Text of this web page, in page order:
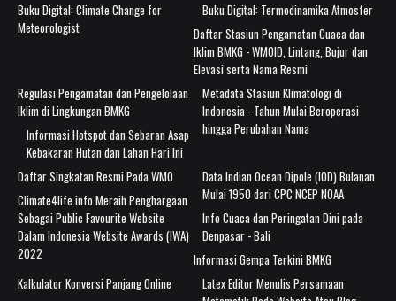
Buku Digital: Climate Change for
Meteorologist
Buku Digital: Termodinamika Atmosfer
Daftar Stasiun Pengamatan Cuaca dan
Iklim BMKG - WMOID, Lintang, Bujur dan
Elevasi serta Nama Resmi
Metadata Stasiun Klimatologi di
Indonesia - Tahun Mulai Beroperasi
hingga Perubahan Nama
Regulasi Pengamatan dan Pengelolaan
Iklim di Lingkungan BMKG
Informasi Hotspot dan Sebaran Asap
Kebakaran Hutan dan Lahan Hari Ini
Daftar Singkatan Resmi Pada WMO
Data Indian Ocean Dipole (IOD) Bulanan
Mulai 1950 dari CPC NCEP NOAA
Climate4life.info Meraih Penghargaan
Sebagai Public Favourite Website
Dalam Indonesia Website Awards (IWA)
2022
Info Cuaca dan Peringatan Dini pada
Denpasar - Bali
Informasi Gempa Terkini BMKG
Latex Editor Menulis Persamaan
Kalkulator Konversi Panjang Online